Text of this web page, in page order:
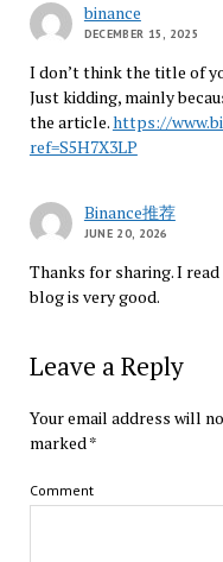
binance
DECEMBER 15, 2025
I don’t think the title of
Just kidding, mainly
the article.https://
ref=S5H7X3LP
Binance推荐
JUNE 20, 2026
Thanks for sharing. I
blog is very good.
Leave a Reply
Your email address will
marked*
Comment